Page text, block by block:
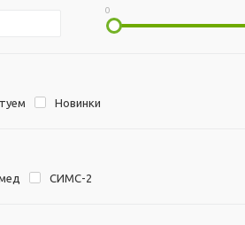
0
Новинки
СИМС-2